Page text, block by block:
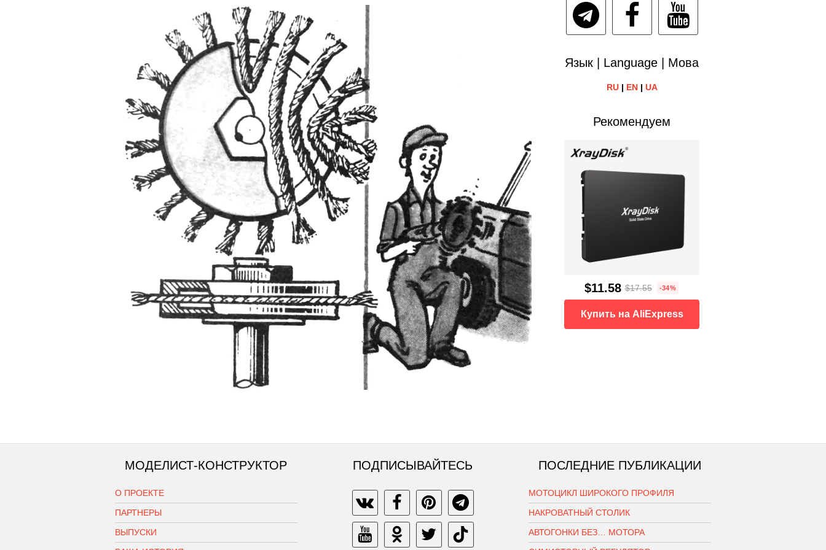
Язык | Language | Мова
RU| EN| UA
Рекомендуем
$11.58 $17.55 -34%
Купить на AliExpress
МОДЕЛИСТ-КОНСТРУКТОР
О ПРОЕКТЕ
ПАРТНЕРЫ
ВЫПУСКИ
ПОДПИСЫВАЙТЕСЬ ПОСЛЕДНИЕ ПУБЛИКАЦИИ
МОТОЦИКЛ ШИРОКОГО ПРОФИЛЯ
НАКРОВАТНЫЙ СТОЛИК
АВТОГОНКИ БЕЗ… МОТОРА